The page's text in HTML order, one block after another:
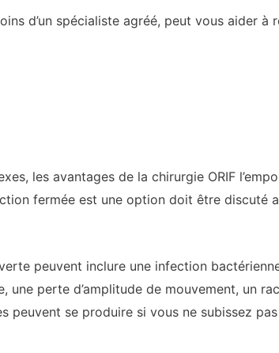
d’un spécialiste agréé, peut vous aider à
les avantages de la chirurgie ORIF
fermée est une option doit être discuté
peuvent inclure une infection
une perte d’amplitude de mouvement, un
se produire si vous ne subissez pas